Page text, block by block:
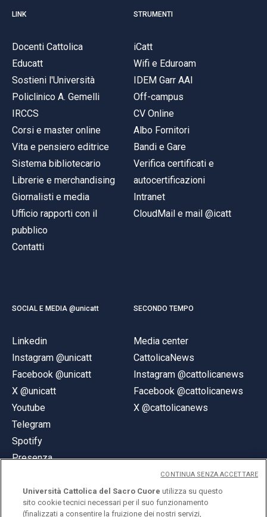
LINK
Docenti Cattolica
Educatt
Sostieni l'Università
Policlinico A. Gemelli
IRCCS
Corsi e master online
Vita e pensiero editrice
Sistema bibliotecario
Librerie e merchandising
Giornalisti e media
Ufficio rapporti con il
pubblico
Contatti
STRUMENTI
iCatt
Wifi e Eduroam
IDEM Garr AAI
Off-campus
CV Online
Albo Fornitori
Bandi e Gare
Verifica certificati e
autocertificazioni
Intranet
CloudMail e mail @icatt
SOCIAL E MEDIA @unicatt
Linkedin
Instagram @unicatt
Facebook @unicatt
X @unicatt
Youtube
Telegram
Spotify
Presenza
SECONDO TEMPO
Media center
CattolicaNews
Instagram @cattolicanews
Facebook @cattolicanews
X @cattolicanews
Università Cattolica del Sacro Cuore utilizza su questo
sito cookie tecnici necessari per il suo funzionamento
(finalizzati a consentire la fruizione dei nostri servizi,
CONTINUA SENZA ACCETTARE